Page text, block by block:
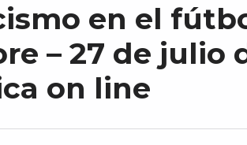
en el
– 27 de julio
on line